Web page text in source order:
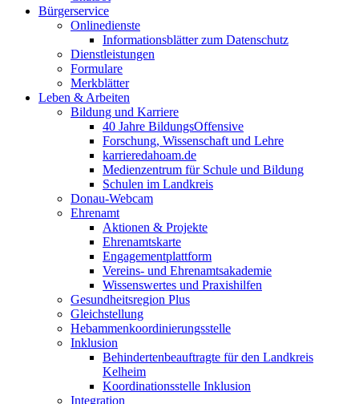
Bürgerservice
Onlinedienste
Informationsblätter zum Datenschutz
Dienstleistungen
Formulare
Merkblätter
Leben & Arbeiten
Bildung und Karriere
40 Jahre BildungsOffensive
Forschung, Wissenschaft und Lehre
karrieredahoam.de
Medienzentrum für Schule und Bildung
Schulen im Landkreis
Donau-Webcam
Ehrenamt
Aktionen & Projekte
Ehrenamtskarte
Engagementplattform
Vereins- und Ehrenamtsakademie
Wissenswertes und Praxishilfen
Gesundheitsregion Plus
Gleichstellung
Hebammenkoordinierungsstelle
Inklusion
Behindertenbeauftragte für den Landkreis
Kelheim
Koordinationsstelle Inklusion
Integration